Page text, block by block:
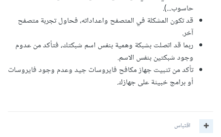
حاسوب...).
قد تكون المشكلة في المتصفح واعداداته، فحاول تجربة متصفح
آخر.
ربما قد اتصلت بشبكة وهمية بنفس اسم شبكتك، فتأكد من عدوم
وجود شبكتين بنفس الاسم.
تأكد من تثبيت جهاز مكافح فايروسات جيد وعدم وجود فايروسات
أو برامج خبيثة على جهازك.
اقتباس